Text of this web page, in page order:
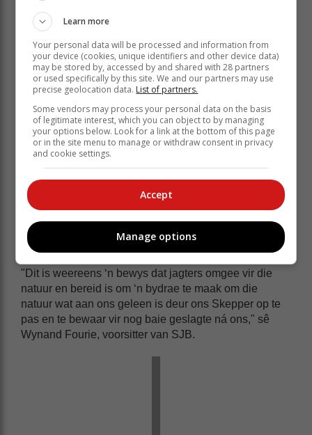
In die verlede het SJB ook nou
saamgewerk met natuurbewaring, wat
intussen ‘n naamsverandering
ondergaan het en wat nou bekend staan
as CapeNature. Verskeie projekte is in
die verlede aangepak om die natuur vir
ons nageslagte te bewaar.
So is daar byvoorbeeld kameras aan natuurbewaring
geskenk om luiperds in die Anysberg-natuurreservaat
te monitor. Daar is ook vele ander projekte tot voordeel
van die natuur aangepak.
"Dit is weereens ‘n bewys dat jagters omgee vir die
natuur en bereid is om ‘n bydrae te maak om die
natuur wat aan ons geleen is deur ons Skepper op te
pas en te bewaar vir nog baie geslagte ná ons," sê
Wynand Fourie, voorsitter van SJB.
Learn more
Your personal data will be processed and information from
your device (cookies, unique identifiers and other device data)
may be stored by, accessed by and shared with 28 partners
or used specifically by this site. We and our partners may use
precise geolocation data. List of partners.
Some vendors may process your personal data on the basis
of legitimate interest, which you can object to by managing
your options below. Look for a link at the bottom of this page
or in the site menu to manage or withdraw consent in privacy
and cookie settings.
Accept
Manage options